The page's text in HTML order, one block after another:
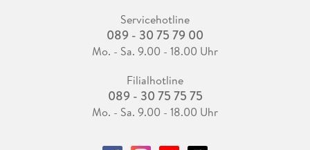
Servicehotline
089 - 30 75 79 00
Mo. - Sa. 9.00 - 18.00 Uhr
Filialhotline
089 - 30 75 75 75
Mo. - Sa. 9.00 - 18.00 Uhr